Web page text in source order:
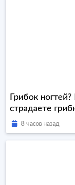
Грибок
страдаете
8 часов назад